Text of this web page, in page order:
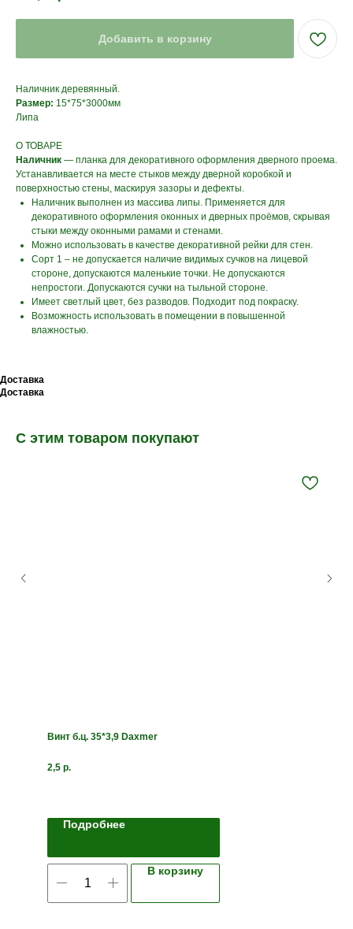
Добавить в корзину
Наличник деревянный.
Размер: 15*75*3000мм
Липа
О ТОВАРЕ
Наличник ― планка для декоративного оформления дверного проема.
Устанавливается на месте стыков между дверной коробкой и
поверхностью стены, маскируя зазоры и дефекты.
Наличник выполнен из массива липы. Применяется для
декоративного оформления оконных и дверных проёмов, скрывая
стыки между оконными рамами и стенами.
Можно использовать в качестве декоративной рейки для стен.
Сорт 1 – не допускается наличие видимых сучков на лицевой
стороне, допускаются маленькие точки. Не допускаются
непростоги. Допускаются сучки на тыльной стороне.
Имеет светлый цвет, без разводов. Подходит под покраску.
Возможность использовать в помещении в повышенной
влажностью.
Доставка
Доставка
С этим товаром покупают
Винт б.ц. 35*3,9 Daxmer
2,5 р.
Подробнее
В корзину